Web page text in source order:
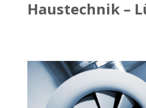
Haustechnik –